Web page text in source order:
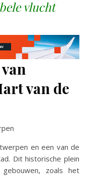
vlucht
van de
en een van de
Dit historische plein
zoals het